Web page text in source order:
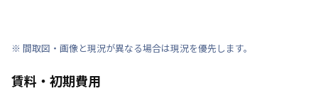
※ 間取図・画像と現況が異なる場合は現況を優先します。
賃料・初期費用